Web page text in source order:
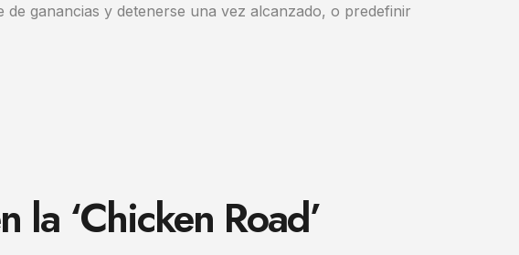
ganancias y detenerse una vez alcanzado, o predefinir
‘Chicken Road’